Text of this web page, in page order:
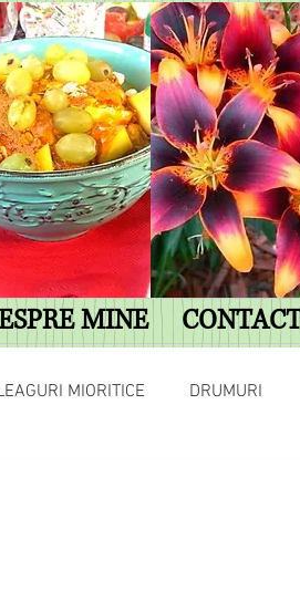
MINE
MIORITICE DRUMURI